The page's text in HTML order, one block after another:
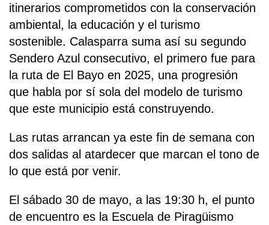
itinerarios comprometidos con la conservación
ambiental, la educación y el turismo
sostenible. Calasparra suma así su segundo
Sendero Azul consecutivo, el primero fue para
la ruta de El Bayo en 2025, una progresión
que habla por sí sola del modelo de turismo
que este municipio está construyendo.
Las rutas arrancan ya este fin de semana con
dos salidas al atardecer que marcan el tono de
lo que está por venir.
El sábado 30 de mayo, a las 19:30 h, el punto
de encuentro es la Escuela de Piragüismo